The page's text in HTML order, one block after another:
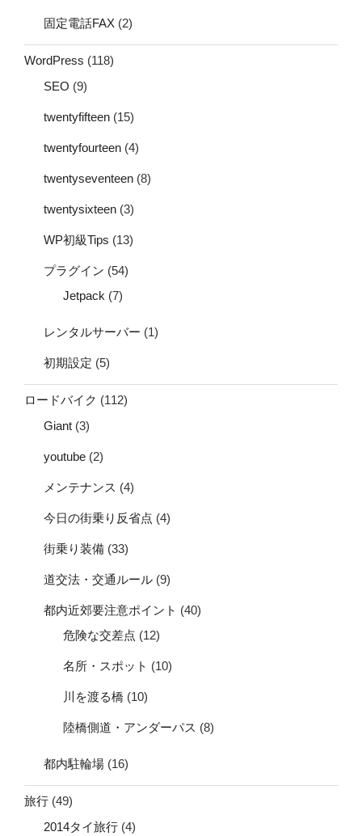
固定電話FAX (2)
WordPress (118)
SEO (9)
twentyfifteen (15)
twentyfourteen (4)
twentyseventeen (8)
twentysixteen (3)
WP初級Tips (13)
プラグイン (54)
Jetpack (7)
レンタルサーバー (1)
初期設定 (5)
ロードバイク (112)
Giant (3)
youtube (2)
メンテナンス (4)
今日の街乗り反省点 (4)
街乗り装備 (33)
道交法・交通ルール (9)
都内近郊要注意ポイント (40)
危険な交差点 (12)
名所・スポット (10)
川を渡る橋 (10)
陸橋側道・アンダーパス (8)
都内駐輪場 (16)
旅行 (49)
2014タイ旅行 (4)